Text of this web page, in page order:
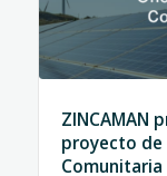
ZINCAMAN
proyecto de
Comunitaria